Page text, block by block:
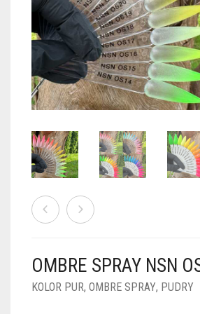
PUDRY BROKATOWE
PUDRY Z DROBINKAMI
PUDRY KOLOR PUR
PUDRY BUDUJĄCE
PUDRY DO FRENCH
PUDRY GALAXY
PUDRY SPARKLE
PUDRY TERMICZNE
PUDRY ŚWIECĄCE
FOIL DIP
KOSZYK
OMBRE SPRAY NSN
KOLOR PUR, OMBRE SPRAY, PUDRY